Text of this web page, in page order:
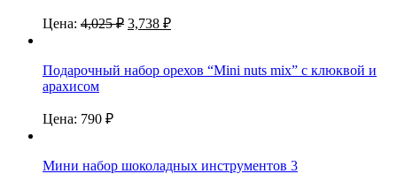
Цена: 4,025₽ 3,738 ₽
Подарочный набор орехов “Mini nuts mix” с клюквой и
арахисом
Цена: 790 ₽
Мини набор шоколадных инструментов 3